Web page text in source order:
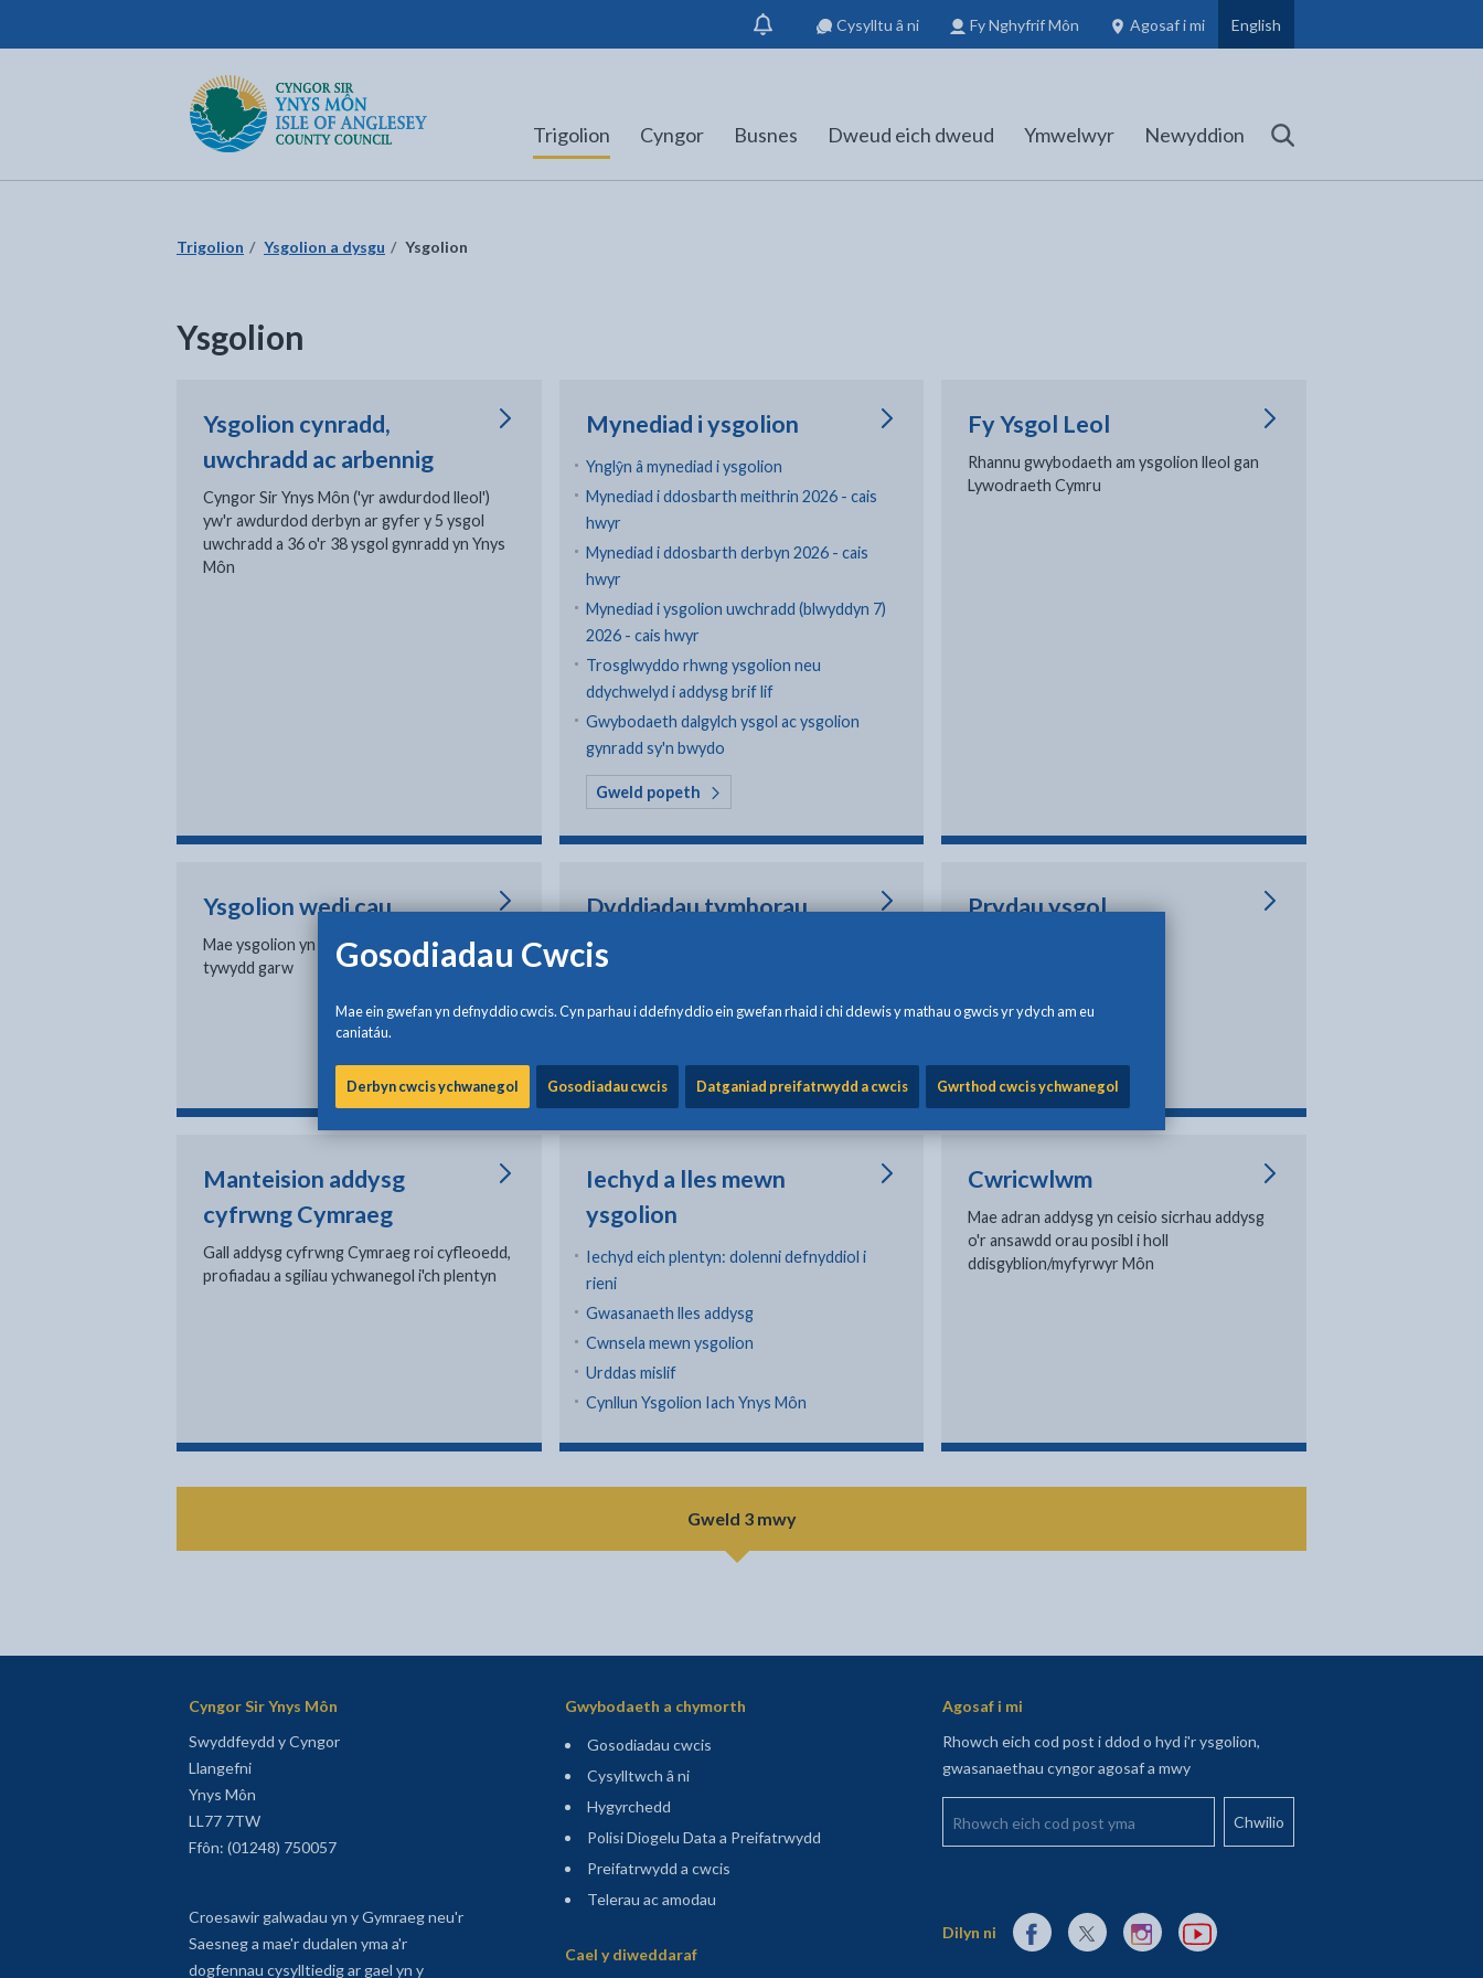
Gosodiadau Cwcis
Mae ein gwefan yn defnyddio cwcis. Cyn parhau i ddefnyddio ein gwefan rhaid i chi ddewis y mathau o gwcis yr ydych am eu
caniatáu.
Derbyn cwcis ychwanegol Gosodiadau cwcis Datganiad preifatrwydd a cwcis Gwrthod cwcis ychwanegol
Dangos
hysbysiad
Cysylltu â ni Fy Nghyfrif Môn Agosaf i mi
- Aelodau'r Cyngor, Ysgolion a Gwybodaeth Gynllunio
(yn agor mewn tab newydd)
English
Cyngor Sir Ynys MônDychwelyd i'r dudalen gartref
Trigolion Cyngor Busnes Dweud eich dweud Ymwelwyr Newyddion Chwilio
Trigolion Ysgolion a dysgu Ysgolion
Ysgolion
Ysgolion cynradd,
uwchradd ac arbennig
Cyngor Sir Ynys Môn ('yr awdurdod lleol')
yw'r awdurdod derbyn ar gyfer y 5 ysgol
uwchradd a 36 o'r 38 ysgol gynradd yn Ynys
Môn
Mynediad i ysgolion
Ynglŷn â mynediad i ysgolion
Mynediad i ddosbarth meithrin 2026 - cais
hwyr
Mynediad i ddosbarth derbyn 2026 - cais
hwyr
Mynediad i ysgolion uwchradd (blwyddyn 7)
2026 - cais hwyr
Trosglwyddo rhwng ysgolion neu
ddychwelyd i addysg brif lif
Gwybodaeth dalgylch ysgol ac ysgolion
gynradd sy'n bwydo
Gweld popethyn Mynediad i ysgolion
Fy Ysgol Leol
Rhannu gwybodaeth am ysgolion lleol gan
Lywodraeth Cymru
Ysgolion wedi cau
Mae ysgolion yn cau oherwydd argyfwng fel
tywydd garw
Dyddiadau tymhorau
ysgol
cynradd, uwchradd ac arbennig Ynys Môn
Prydau ysgol
Bwydlen ysgol uwchrwadd
Cynllun Brecwast am Ddim
Manteision addysg
cyfrwng Cymraeg
Gall addysg cyfrwng Cymraeg roi cyfleoedd,
profiadau a sgiliau ychwanegol i'ch plentyn
Iechyd a lles mewn
ysgolion
Iechyd eich plentyn: dolenni defnyddiol i
rieni
Gwasanaeth lles addysg
Cwnsela mewn ysgolion
Urddas mislif
Cynllun Ysgolion Iach Ynys Môn
Cwricwlwm
Mae adran addysg yn ceisio sicrhau addysg
o'r ansawdd orau posibl i holl
ddisgyblion/myfyrwyr Môn
Gweld 3 mwy
Cyngor Sir Ynys Môn
Swyddfeydd y Cyngor
Llangefni
Ynys Môn
LL77 7TW
Ffôn: (01248) 750057
Croesawir galwadau yn y Gymraeg neu'r
Saesneg a mae'r dudalen yma a'r
dogfennau cysylltiedig ar gael yn y
Gwybodaeth a chymorth
Gosodiadau cwcis
Cysylltwch â ni
Hygyrchedd
Polisi Diogelu Data a Preifatrwydd
Preifatrwydd a cwcis
Telerau ac amodau
Cael y diweddaraf
Agosaf i mi
Rhowch eich cod post i ddod o hyd i'r ysgolion,
gwasanaethau cyngor agosaf a mwy
Rhowch eich cod post yma
Dilyn ni Dolen allanol i Facebook yn agor mewn tab newydd
Dolen allanol i X (Twitter) yn agor mewn tab newydd
Dolen allanol i Instagram yn agor mewn tab newydd
Dolen allanol i YouTube yn agor mewn tab